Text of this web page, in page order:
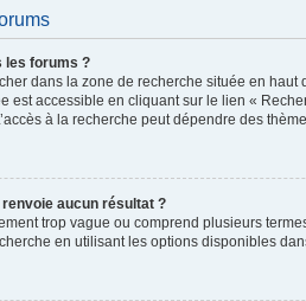
les forums ?
dans la zone de recherche située en haut
est accessible en cliquant sur le lien «
à la recherche peut dépendre des
aucun résultat ?
trop vague ou comprend plusieurs
en utilisant les options disponibles